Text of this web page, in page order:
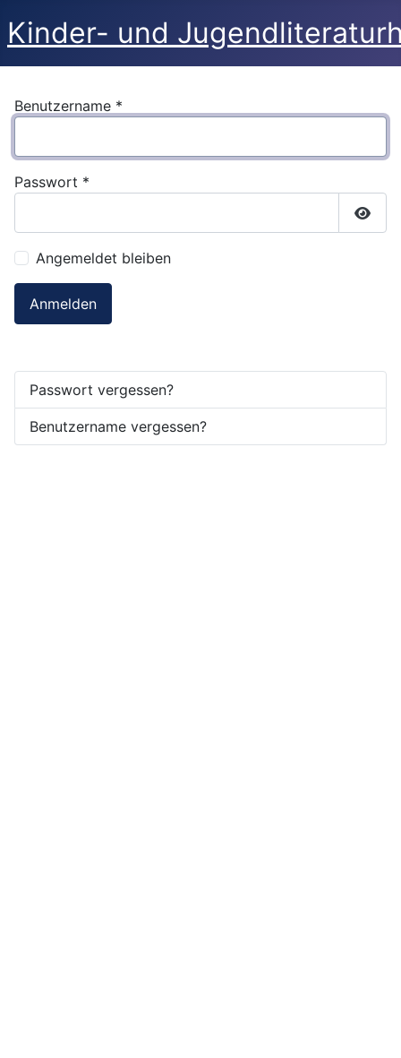
Kinder- und
Benutzername *
Passwort *
Angemeldet bleiben
Anmelden
Passwort vergessen?
Benutzername vergessen?